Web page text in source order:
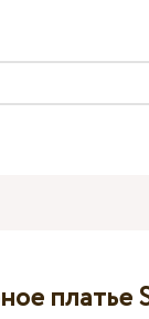
платье